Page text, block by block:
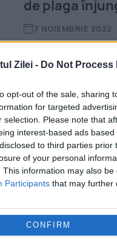
Zilei - Do Not
opt-out of the sale, sharing
for targeted
selection. Please note that
interest-based ads
to third parties
of your personal
This information may also
Participants that may further
CONFIRM
de plaga
7 NOIEMBRIE 2022
investigațiilor
găsit mort într-
decedat din
în partea